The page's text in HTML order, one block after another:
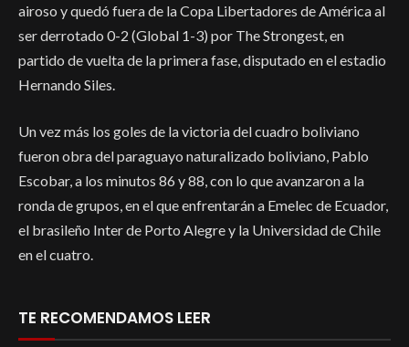
airoso y quedó fuera de la Copa Libertadores de América al
ser derrotado 0-2 (Global 1-3) por The Strongest, en
partido de vuelta de la primera fase, disputado en el estadio
Hernando Siles.
Un vez más los goles de la victoria del cuadro boliviano
fueron obra del paraguayo naturalizado boliviano, Pablo
Escobar, a los minutos 86 y 88, con lo que avanzaron a la
ronda de grupos, en el que enfrentarán a Emelec de Ecuador,
el brasileño Inter de Porto Alegre y la Universidad de Chile
en el cuatro.
TE RECOMENDAMOS LEER